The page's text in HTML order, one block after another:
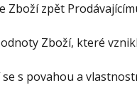
Zboží zpět
Zboží, které
s povahou a